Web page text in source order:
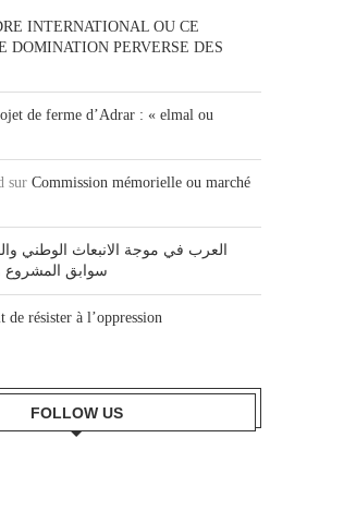
INTERNATIONAL OU CE
DOMINATION PERVERSE DES
de ferme d’Adrar : « elmal ou
sur Commission mémorielle ou marché
العرب في موجة الانبعاث الوطني
سوابق
de résister à l’oppression
FOLLOW US